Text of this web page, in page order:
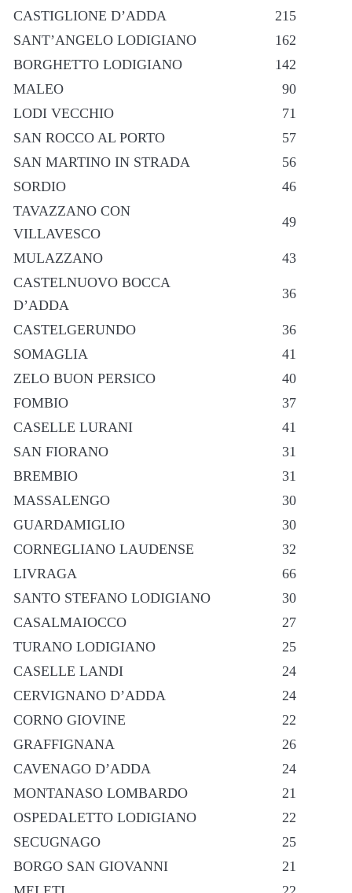
CASTIGLIONE D’ADDA
215
SANT’ANGELO LODIGIANO
162
BORGHETTO LODIGIANO
142
MALEO
90
LODI VECCHIO
71
SAN ROCCO AL PORTO
57
SAN MARTINO IN STRADA
56
SORDIO
46
TAVAZZANO CON
VILLAVESCO
49
MULAZZANO
43
CASTELNUOVO BOCCA
D’ADDA
36
CASTELGERUNDO
36
SOMAGLIA
41
ZELO BUON PERSICO
40
FOMBIO
37
CASELLE LURANI
41
SAN FIORANO
31
BREMBIO
31
MASSALENGO
30
GUARDAMIGLIO
30
CORNEGLIANO LAUDENSE
32
LIVRAGA
66
SANTO STEFANO LODIGIANO
30
CASALMAIOCCO
27
TURANO LODIGIANO
25
CASELLE LANDI
24
CERVIGNANO D’ADDA
24
CORNO GIOVINE
22
GRAFFIGNANA
26
CAVENAGO D’ADDA
24
MONTANASO LOMBARDO
21
OSPEDALETTO LODIGIANO
22
SECUGNAGO
25
BORGO SAN GIOVANNI
21